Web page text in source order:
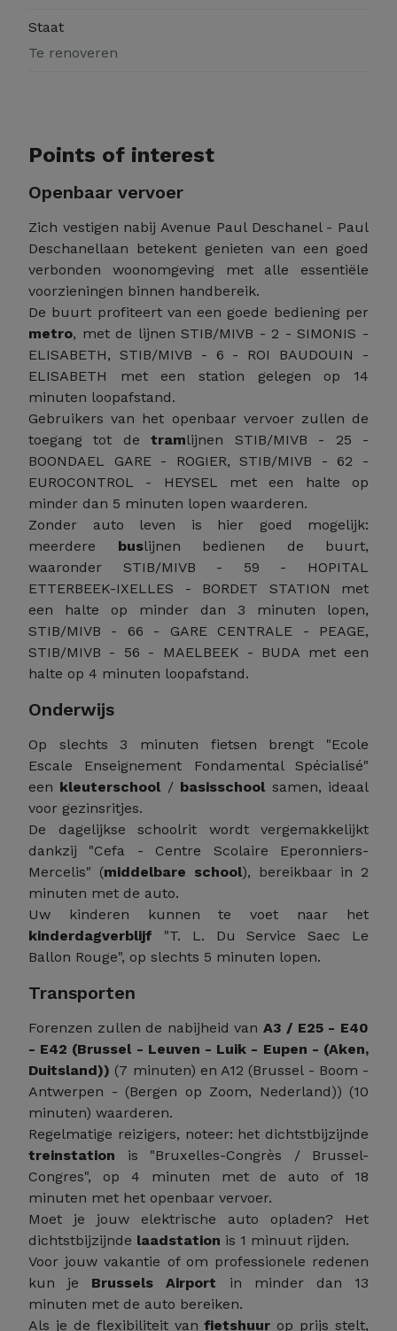
Staat
Te renoveren
Points of interest
Openbaar vervoer
Zich vestigen nabij Avenue Paul Deschanel - Paul
Deschanellaan betekent genieten van een goed
verbonden woonomgeving met alle essentiële
voorzieningen binnen handbereik.
De buurt profiteert van een goede bediening per
metro, met de lijnen STIB/MIVB - 2 - SIMONIS -
ELISABETH, STIB/MIVB - 6 - ROI BAUDOUIN -
ELISABETH met een station gelegen op 14
minuten loopafstand.
Gebruikers van het openbaar vervoer zullen de
toegang tot detramlijnen STIB/MIVB - 25 -
BOONDAEL GARE - ROGIER, STIB/MIVB - 62 -
EUROCONTROL - HEYSEL met een halte op
minder dan 5 minuten lopen waarderen.
Zonder auto leven is hier goed mogelijk:
meerdere buslijnen bedienen de buurt,
waaronder STIB/MIVB - 59 - HOPITAL
ETTERBEEK-IXELLES - BORDET STATION met
een halte op minder dan 3 minuten lopen,
STIB/MIVB - 66 - GARE CENTRALE - PEAGE,
STIB/MIVB - 56 - MAELBEEK - BUDA met een
halte op 4 minuten loopafstand.
Onderwijs
Op slechts 3 minuten fietsen brengt "Ecole
Escale Enseignement Fondamental Spécialisé"
een kleuterschool / basisschool samen, ideaal
voor gezinsritjes.
De dagelijkse schoolrit wordt vergemakkelijkt
dankzij "Cefa - Centre Scolaire Eperonniers-
Mercelis" (middelbare school), bereikbaar in 2
minuten met de auto.
Uw kinderen kunnen te voet naar het
kinderdagverblijf "T. L. Du Service Saec Le
Ballon Rouge", op slechts 5 minuten lopen.
Transporten
Forenzen zullen de nabijheid van A3 / E25 - E40
- E42 (Brussel - Leuven - Luik - Eupen - (Aken,
Duitsland)) (7 minuten) en A12 (Brussel - Boom -
Antwerpen - (Bergen op Zoom, Nederland)) (10
minuten) waarderen.
Regelmatige reizigers, noteer: het dichtstbijzijnde
treinstation is "Bruxelles-Congrès / Brussel-
Congres", op 4 minuten met de auto of 18
minuten met het openbaar vervoer.
Moet je jouw elektrische auto opladen? Het
dichtstbijzijnde laadstation is 1 minuut rijden.
Voor jouw vakantie of om professionele redenen
kun je Brussels Airport in minder dan 13
minuten met de auto bereiken.
Als je de flexibiliteit vanfietshuur op prijs stelt,